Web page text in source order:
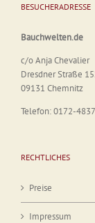
BESUCHERADRESSE
Bauchwelten.de
c/o Anja Chevalier
Dresdner Straße
09131 Chemnitz
Telefon: 0172-
RECHTLICHES
Preise
Impressum